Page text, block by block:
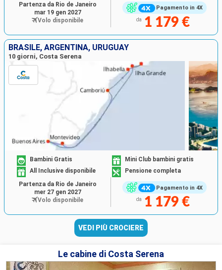
Pagamento in 4X
da 1 179 €
Partenza da Rio de Janeiro
mar 19 gen 2027
Volo disponibile
BRASILE, ARGENTINA, URUGUAY
10 giorni, Costa Serena
Pagamento in 4X
Bambini Gratis
Mini Club bambini gratis
All Inclusive disponibile
Pensione completa
da 1 179 €
Partenza da Rio de Janeiro
mer 27 gen 2027
Volo disponibile
VEDI PIÙ CROCIERE
Le cabine di Costa Serena